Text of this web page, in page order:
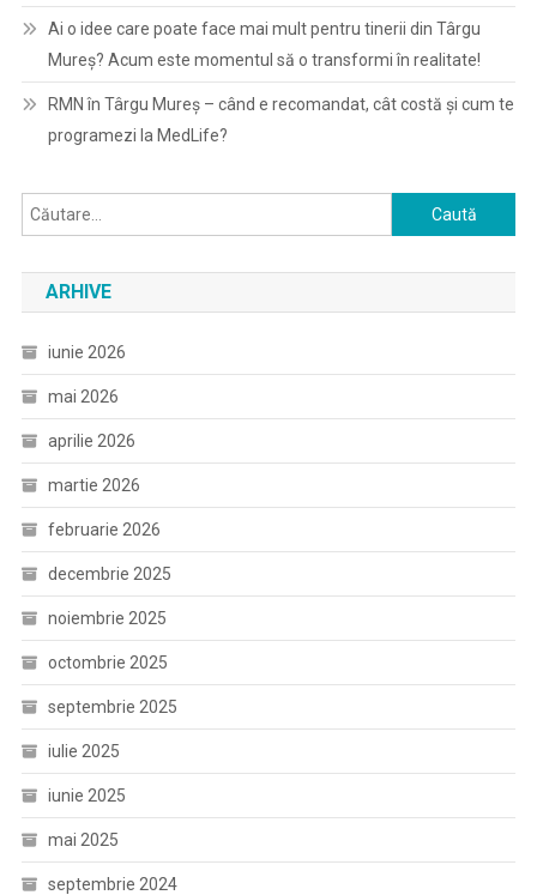
Ai o idee care poate face mai mult pentru tinerii din Târgu
Mureș? Acum este momentul să o transformi în realitate!
RMN în Târgu Mureș – când e recomandat, cât costă și cum te
programezi la MedLife?
Caută
după:
ARHIVE
iunie 2026
mai 2026
aprilie 2026
martie 2026
februarie 2026
decembrie 2025
noiembrie 2025
octombrie 2025
septembrie 2025
iulie 2025
iunie 2025
mai 2025
septembrie 2024